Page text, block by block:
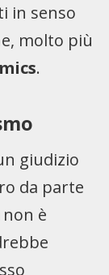
in senso
molto più
.
giudizio
da parte
è